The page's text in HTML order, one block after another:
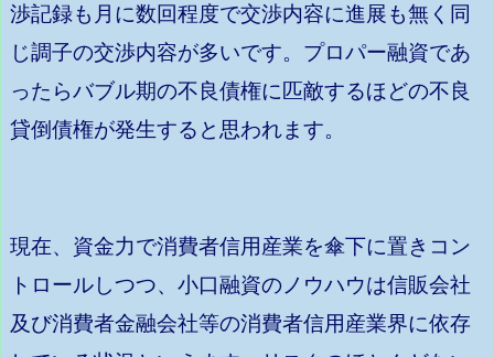
渉記録も月に数回程度で交渉内容に進展も無く同
じ調子の交渉内容が多いです。プロパー融資であ
ったらバブル期の不良債権に匹敵するほどの不良
貸倒債権が発生すると思われます。
現在、資金力で消費者信用産業を傘下に置きコン
トロールしつつ、小口融資のノウハウは信販会社
及び消費者金融会社等の消費者信用産業界に依存